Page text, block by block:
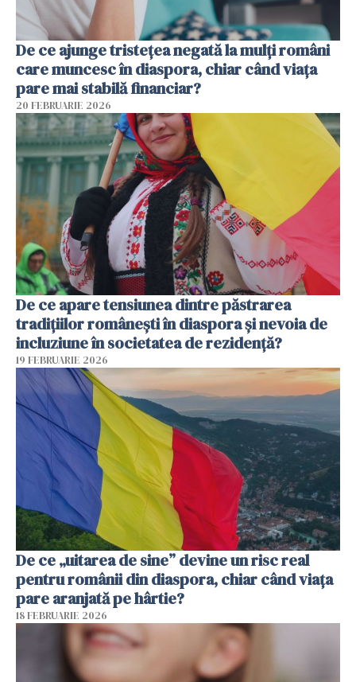
De ce ajunge tristețea negată la mulți români
care muncesc în diaspora, chiar când viața
pare mai stabilă financiar?
20 FEBRUARIE 2026
De ce apare tensiunea dintre păstrarea
tradițiilor românești în diaspora și nevoia de
incluziune în societatea de rezidență?
19 FEBRUARIE 2026
De ce „uitarea de sine” devine un risc real
pentru românii din diaspora, chiar când viața
pare aranjată pe hârtie?
18 FEBRUARIE 2026